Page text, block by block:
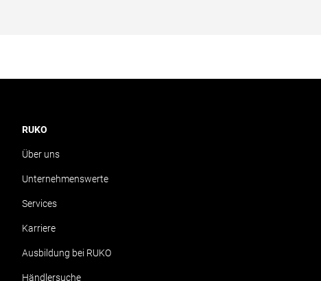
RUKO
Über uns
Unternehmenswerte
Services
Karriere
Ausbildung bei RUKO
Händlersuche